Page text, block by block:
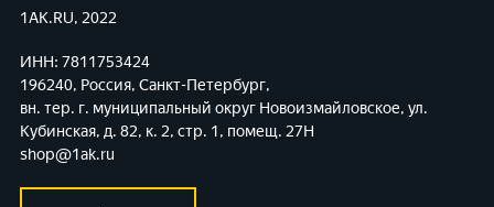
1AK.RU, 2022
ИНН: 7811753424
196240, Россия, Санкт-Петербург,
вн. тер. г. муниципальный округ Новоизмайловское, ул.
Кубинская, д. 82, к. 2, стр. 1, помещ. 27Н
shop@1ak.ru